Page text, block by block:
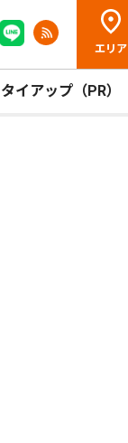
エリア
タイアップ（PR）